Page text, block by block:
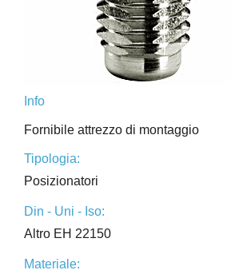
Info
Fornibile attrezzo di montaggio
Tipologia:
Posizionatori
Din - Uni - Iso:
Altro EH 22150
Materiale: